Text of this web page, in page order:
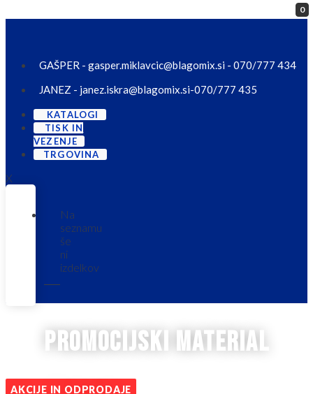
GAŠPER - gasper.miklavcic@blagomix.si - 070/777 434
JANEZ - janez.iskra@blagomix.si-070/777 435
KATALOGI
TISK IN
VEZENJE
TRGOVINA
0
X
Na
seznamu
še
ni
izdelkov
promocijski material
AKCIJE IN ODPRODAJE